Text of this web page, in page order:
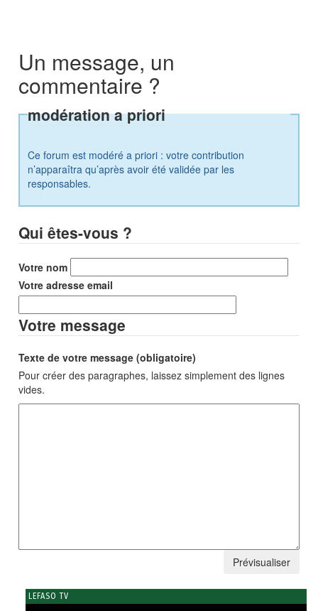
Un message, un
commentaire ?
modération a priori
Ce forum est modéré a priori : votre contribution
n’apparaîtra qu’après avoir été validée par les
responsables.
Qui êtes-vous ?
Votre nom
Votre adresse email
Votre message
Texte de votre message (obligatoire)
Pour créer des paragraphes, laissez simplement des lignes
vides.
LEFASO TV